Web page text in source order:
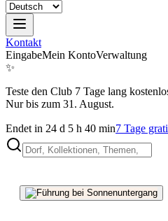
Kontakt
EingabeMein KontoVerwaltung
✨
Teste den Club 7 Tage lang
Nur bis zum 31. August.
Endet in 24 d 5 h 40 min7 Tage